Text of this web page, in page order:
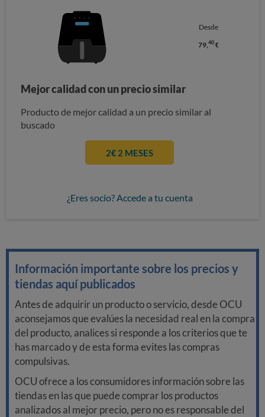
Desde
79, 40€
Mejor calidad con un precio similar
Producto de mejor calidad a un precio similar al
buscado
2€ 2 MESES
¿Eres socio? Accede a tu cuenta
Información importante sobre los precios y
tiendas aquí publicados
Antes de adquirir un producto o servicio, desde OCU
aconsejamos que evalúes la necesidad real en la compra
del producto, analices si responde a los criterios que te
has marcado y de esta forma evites las compras
compulsivas.
OCU ofrece a los consumidores información sobre las
tiendas en las que puede comprar los productos
analizados al mejor precio, pero no es responsable del